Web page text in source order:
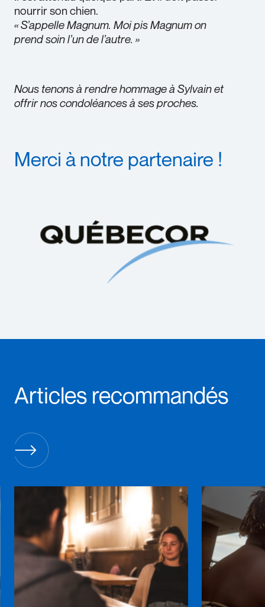
nourrir son chien.
« S’appelle Magnum. Moi pis Magnum on
prend soin l’un de l’autre. »
Nous tenons à rendre hommage à Sylvain et
offrir nos condoléances à ses proches.
Merci à notre partenaire !
Articles recommandés